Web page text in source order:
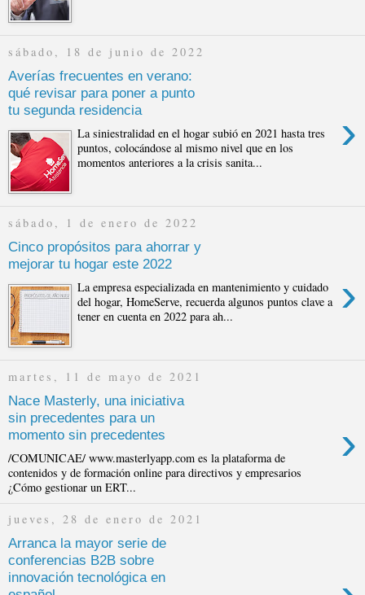
sábado, 18 de junio de 2022
Averías frecuentes en verano:
qué revisar para poner a punto
tu segunda residencia
›
La siniestralidad en el hogar subió en 2021 hasta tres
puntos, colocándose al mismo nivel que en los
momentos anteriores a la crisis sanita...
sábado, 1 de enero de 2022
Cinco propósitos para ahorrar y
mejorar tu hogar este 2022
›
La empresa especializada en mantenimiento y cuidado
del hogar, HomeServe, recuerda algunos puntos clave a
tener en cuenta en 2022 para ah...
martes, 11 de mayo de 2021
Nace Masterly, una iniciativa
sin precedentes para un
momento sin precedentes
›
/COMUNICAE/ www.masterlyapp.com es la plataforma de
contenidos y de formación online para directivos y empresarios
¿Cómo gestionar un ERT...
jueves, 28 de enero de 2021
Arranca la mayor serie de
conferencias B2B sobre
innovación tecnológica en